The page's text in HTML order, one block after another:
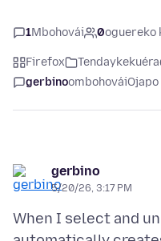
1Mbohovái 0oguereko
Firefox Tendaykekuéra
gerbinoombohováiOjapo
gerbino
5/20/26, 3:17 PM
When I select and